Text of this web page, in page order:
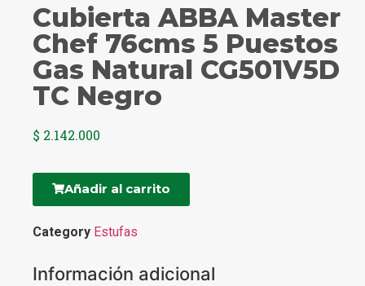
Cubierta ABBA Master
Chef 76cms 5 Puestos
Gas Natural CG501V5D
TC Negro
$ 2.142.000
Añadir al carrito
Category Estufas
Información adicional